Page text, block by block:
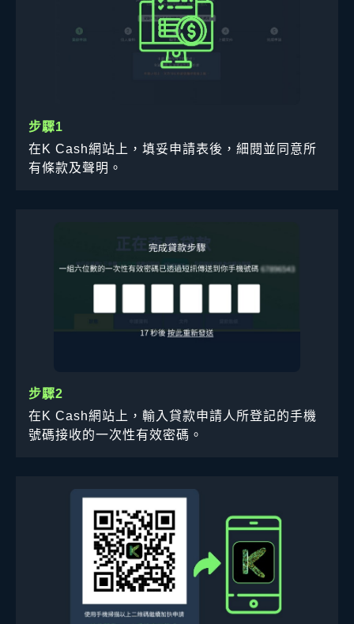
步驟1
在K Cash網站上，填妥申請表後，細閱並同意所
有條款及聲明。
步驟2
在K Cash網站上，輸入貸款申請人所登記的手機
號碼接收的一次性有效密碼。